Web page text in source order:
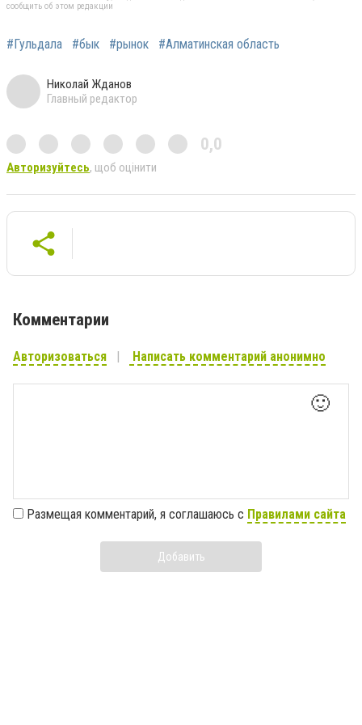
сообщить об этом редакции
#Гульдала #бык #рынок #Алматинская область
Николай Жданов
Главный редактор
0,0
Авторизуйтесь, щоб оцінити
Комментарии
Авторизоваться Написать комментарий анонимно
🙂
Размещая комментарий, я соглашаюсь с Правилами сайта
Добавить